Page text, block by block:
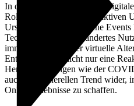
In den letzten Jahren haben
Rolle in der Welt der interaktiven
Ursprünglich als physische
Technologien und verändertes
immer mehr Anbieter virtuelle
Entwicklung ist nicht nur eine
Herausforderungen wie der
auch den generellen Trend wider,
Online-Erlebnisse zu schaffen.